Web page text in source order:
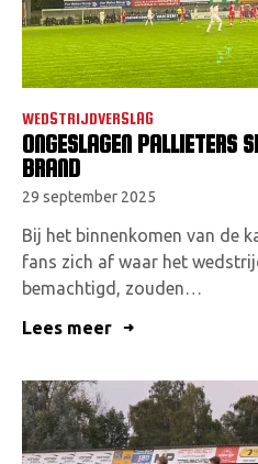
WEDSTRIJDVERSLAG
ONGESLAGEN PALLIETERS
BRAND
29 september 2025
Bij het binnenkomen van de
fans zich af waar het
bemachtigd, zouden…
Lees meer